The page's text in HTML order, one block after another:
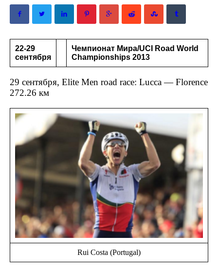
22-29
сентября
Чемпионат Мира/UCI Road World
Championships 2013
29 сентября, Elite Men road race: Lucca — Florence
272.26 км
Rui Costa (Portugal)